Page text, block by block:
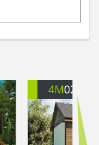
4M021